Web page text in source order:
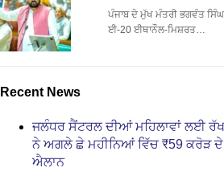
ਪੰਜਾਬ ਦੇ ਮੁੱਖ ਮੰਤਰੀ ਭਗਵੰਤ
ਈ-20 ਈਥਾਨੌਲ-ਮਿਸ਼ਰਤ…
Recent News
ਜਲੰਧਰ ਸੈਂਟਰਲ ਦੀਆਂ ਮਹਿਲਾਵਾਂ ਲਈ
ਨੇ ਅਗਲੇ ਛੇ ਮਹੀਨਿਆਂ ਵਿੱਚ ₹59 ਕਰੋੜ ਦੇ
ਐਲਾਨ